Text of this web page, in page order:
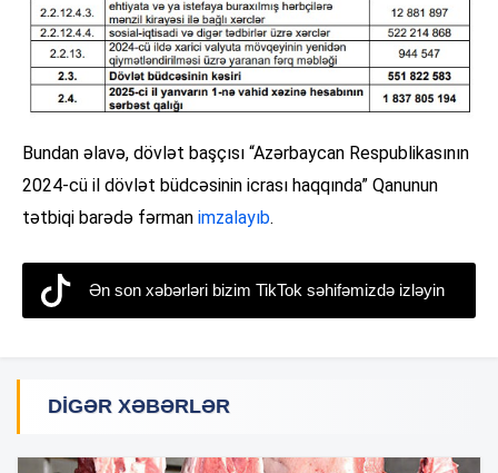
Bundan əlavə, dövlət başçısı “Azərbaycan Respublikasının
2024-cü il dövlət büdcəsinin icrası haqqında” Qanunun
tətbiqi barədə fərman imzalayıb.
Ən son xəbərləri bizim TikTok səhifəmizdə izləyin
DIGƏR XƏBƏRLƏR